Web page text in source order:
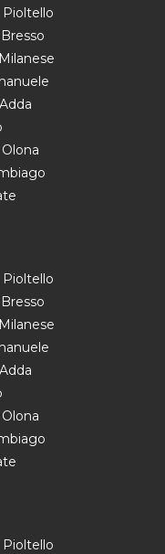
Pioltello
Bresso
Pioltello
Bresso
Pioltello